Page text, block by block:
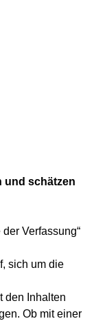
und schätzen
Verfassung“
sich um die
den Inhalten
Ob mit einer